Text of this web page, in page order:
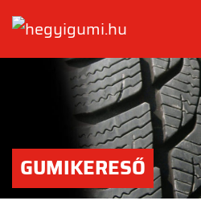
GUMIKERESŐ